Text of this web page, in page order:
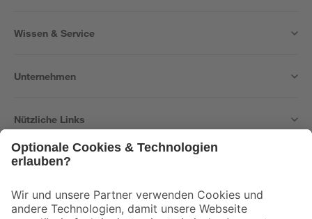
Wissen & Service
Unternehmen
Nützliche Links
Der toom Newsletter: Keine Angebote und Aktionen mehr verpassen!